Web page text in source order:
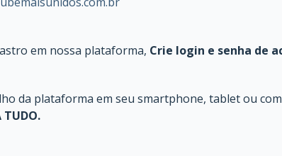
em nossa plataforma, Crie login e senha de
da plataforma em seu smartphone, tablet ou
TUDO.